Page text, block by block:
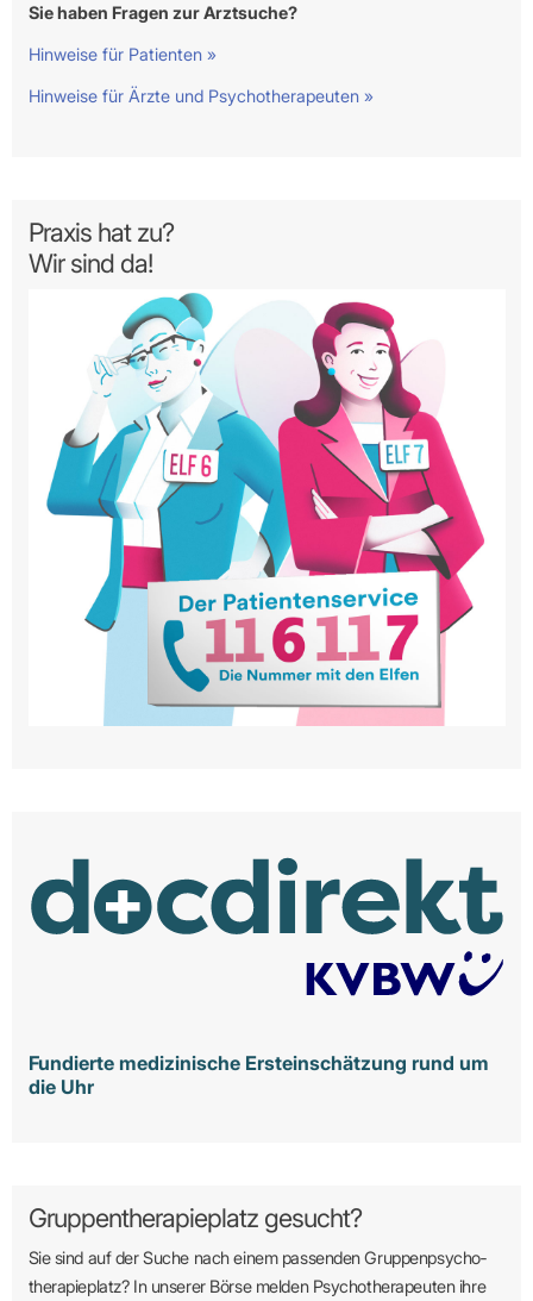
Sie haben Fragen zur Arztsuche?
Hinweise für Patienten »
Hinweise für Ärzte und Psychotherapeuten »
Praxis hat zu?
Wir sind da!
Fundierte medizinische Ersteinschätzung rund um
die Uhr
Gruppentherapieplatz gesucht?
Sie sind auf der Suche nach einem passenden Gruppen­psycho­
therapie­platz? In unserer Börse melden Psycho­­thera­­peuten ihre